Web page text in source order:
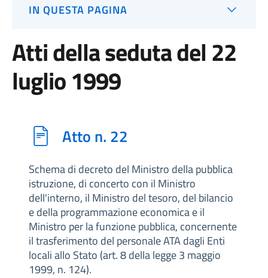
IN QUESTA PAGINA
Atti della seduta del 22
luglio 1999
Atto n. 22
Schema di decreto del Ministro della pubblica
istruzione, di concerto con il Ministro
dell'interno, il Ministro del tesoro, del bilancio
e della programmazione economica e il
Ministro per la funzione pubblica, concernente
il trasferimento del personale ATA dagli Enti
locali allo Stato (art. 8 della legge 3 maggio
1999, n. 124).